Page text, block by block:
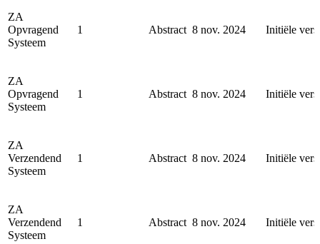
ZA
Opvragend
Systeem
1 Abstract 8 nov. 2024 Initiële
ZA
Opvragend
Systeem
1 Abstract 8 nov. 2024 Initiële
ZA
Verzendend
Systeem
1 Abstract 8 nov. 2024 Initiële
ZA
Verzendend
Systeem
1 Abstract 8 nov. 2024 Initiële